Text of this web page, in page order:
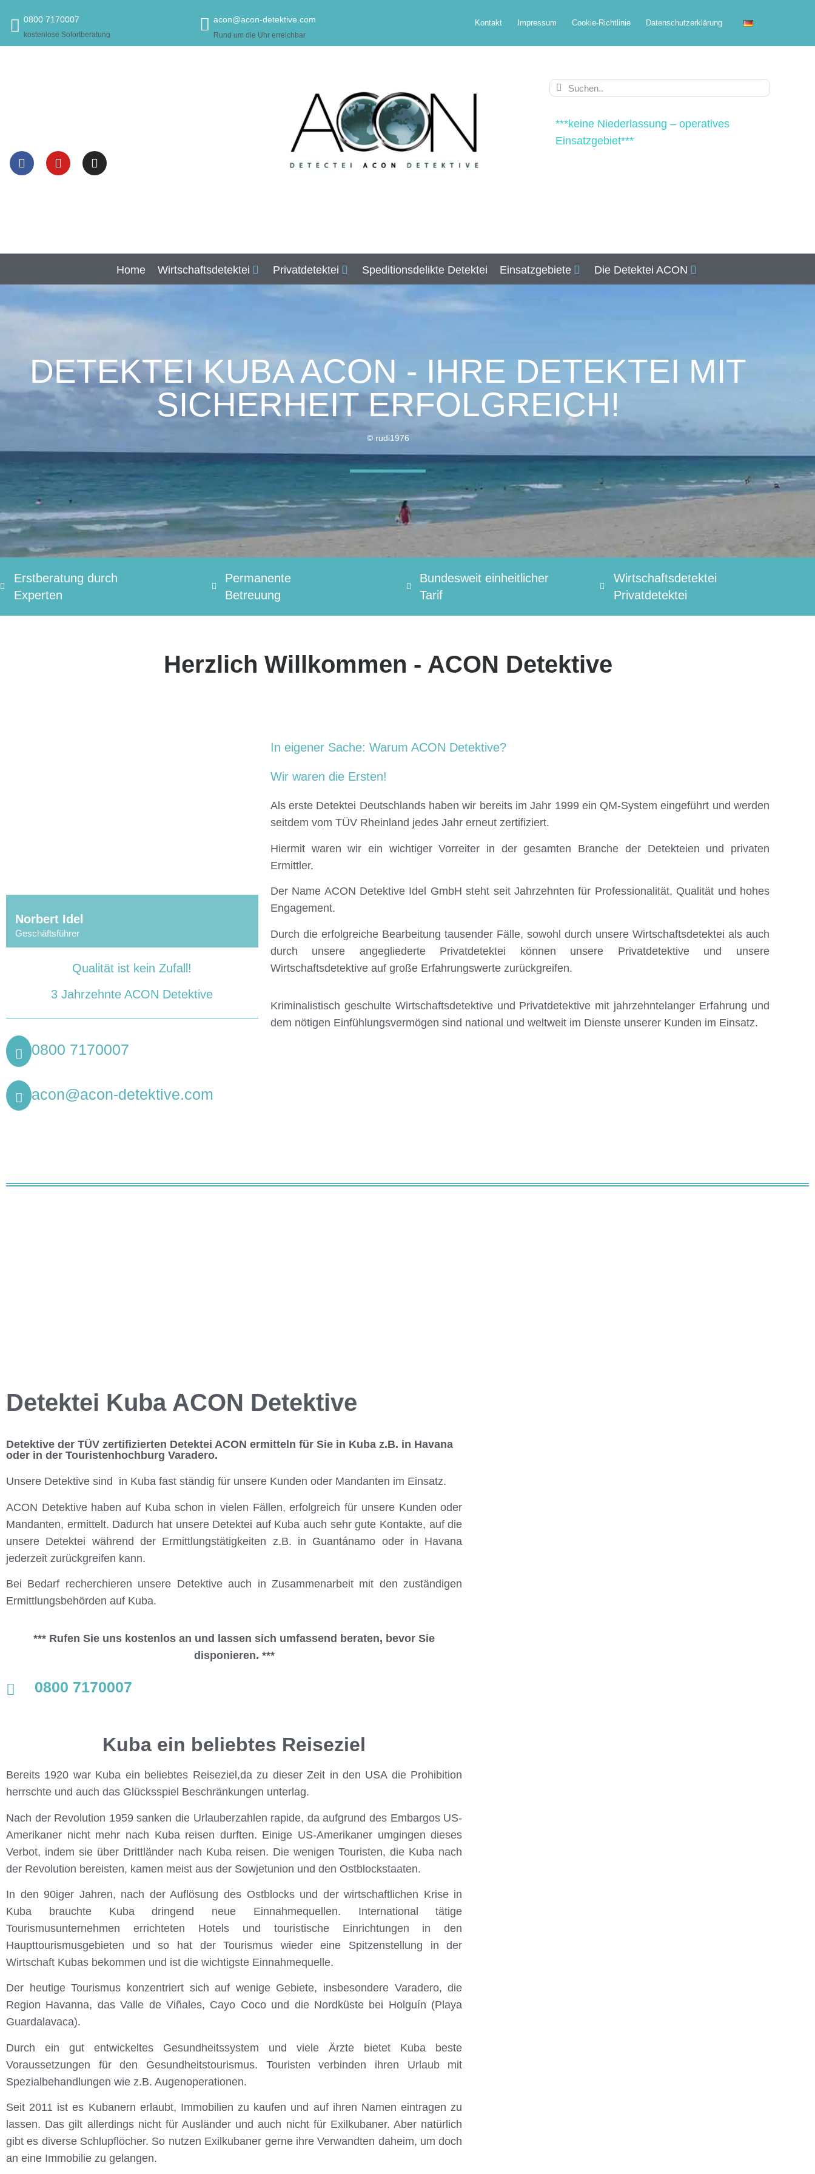
0800 7170007
kostenlose Sofortberatung
acon@acon-detektive.com
Rund um die Uhr erreichbar
Kontakt Impressum Cookie-Richtlinie Datenschutzerklärung
***keine Niederlassung – operatives
Einsatzgebiet***
Home Wirtschaftsdetektei Privatdetektei Speditionsdelikte Detektei Einsatzgebiete Die Detektei ACON
DETEKTEI KUBA ACON - IHRE DETEKTEI MIT
SICHERHEIT ERFOLGREICH!
© rudi1976
Erstberatung durch
Experten
Permanente
Betreuung
Bundesweit einheitlicher
Tarif
Wirtschaftsdetektei
Privatdetektei
Herzlich Willkommen - ACON Detektive
Norbert Idel
Geschäftsführer
Qualität ist kein Zufall!
3 Jahrzehnte ACON Detektive
0800 7170007
acon@acon-detektive.com
In eigener Sache: Warum ACON Detektive?
Wir waren die Ersten!
Als erste Detektei Deutschlands haben wir bereits im Jahr 1999 ein QM-System eingeführt und werden
seitdem vom TÜV Rheinland jedes Jahr erneut zertifiziert.
Hiermit waren wir ein wichtiger Vorreiter in der gesamten Branche der Detekteien und privaten
Ermittler.
Der Name ACON Detektive Idel GmbH steht seit Jahrzehnten für Professionalität, Qualität und hohes
Engagement.
Durch die erfolgreiche Bearbeitung tausender Fälle, sowohl durch unsere Wirtschaftsdetektei als auch
durch unsere angegliederte Privatdetektei können unsere Privatdetektive und unsere
Wirtschaftsdetektive auf große Erfahrungswerte zurückgreifen.
Kriminalistisch geschulte Wirtschaftsdetektive und Privatdetektive mit jahrzehntelanger Erfahrung und
dem nötigen Einfühlungsvermögen sind national und weltweit im Dienste unserer Kunden im Einsatz.
Detektei Kuba ACON Detektive
Detektive der TÜV zertifizierten Detektei ACON ermitteln für Sie in Kuba z.B. in Havana
oder in der Touristenhochburg Varadero.
Unsere Detektive sind in Kuba fast ständig für unsere Kunden oder Mandanten im Einsatz.
ACON Detektive haben auf Kuba schon in vielen Fällen, erfolgreich für unsere Kunden oder
Mandanten, ermittelt. Dadurch hat unsere Detektei auf Kuba auch sehr gute Kontakte, auf die
unsere Detektei während der Ermittlungstätigkeiten z.B. in Guantánamo oder in Havana
jederzeit zurückgreifen kann.
Bei Bedarf recherchieren unsere Detektive auch in Zusammenarbeit mit den zuständigen
Ermittlungsbehörden auf Kuba.
*** Rufen Sie uns kostenlos an und lassen sich umfassend beraten, bevor Sie
disponieren. ***
0800 7170007
Kuba ein beliebtes Reiseziel
Bereits 1920 war Kuba ein beliebtes Reiseziel,da zu dieser Zeit in den USA die Prohibition
herrschte und auch das Glücksspiel Beschränkungen unterlag.
Nach der Revolution 1959 sanken die Urlauberzahlen rapide, da aufgrund des Embargos US-
Amerikaner nicht mehr nach Kuba reisen durften. Einige US-Amerikaner umgingen dieses
Verbot, indem sie über Drittländer nach Kuba reisen. Die wenigen Touristen, die Kuba nach
der Revolution bereisten, kamen meist aus der Sowjetunion und den Ostblockstaaten.
In den 90iger Jahren, nach der Auflösung des Ostblocks und der wirtschaftlichen Krise in
Kuba brauchte Kuba dringend neue Einnahmequellen. International tätige
Tourismusunternehmen errichteten Hotels und touristische Einrichtungen in den
Haupttourismusgebieten und so hat der Tourismus wieder eine Spitzenstellung in der
Wirtschaft Kubas bekommen und ist die wichtigste Einnahmequelle.
Der heutige Tourismus konzentriert sich auf wenige Gebiete, insbesondere Varadero, die
Region Havanna, das Valle de Viñales, Cayo Coco und die Nordküste bei Holguín (Playa
Guardalavaca).
Durch ein gut entwickeltes Gesundheitssystem und viele Ärzte bietet Kuba beste
Voraussetzungen für den Gesundheitstourismus. Touristen verbinden ihren Urlaub mit
Spezialbehandlungen wie z.B. Augenoperationen.
Seit 2011 ist es Kubanern erlaubt, Immobilien zu kaufen und auf ihren Namen eintragen zu
lassen. Das gilt allerdings nicht für Ausländer und auch nicht für Exilkubaner. Aber natürlich
gibt es diverse Schlupflöcher. So nutzen Exilkubaner gerne ihre Verwandten daheim, um doch
an eine Immobilie zu gelangen.